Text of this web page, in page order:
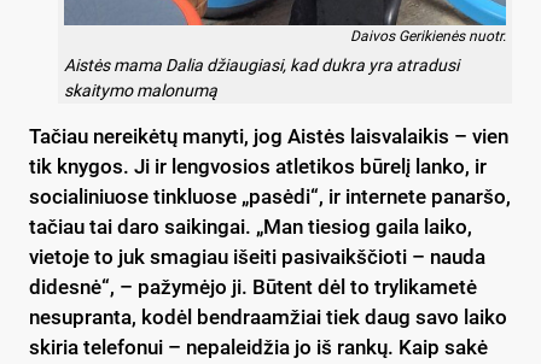
Daivos Gerikienės nuotr.
Aistės mama Dalia džiaugiasi, kad dukra yra atradusi
skaitymo malonumą
Tačiau nereikėtų manyti, jog Aistės laisvalaikis – vien
tik knygos. Ji ir lengvosios atletikos būrelį lanko, ir
socialiniuose tinkluose „pasėdi“, ir internete panaršo,
tačiau tai daro saikingai. „Man tiesiog gaila laiko,
vietoje to juk smagiau išeiti pasivaikščioti – nauda
didesnė“, – pažymėjo ji. Būtent dėl to trylikametė
nesupranta, kodėl bendraamžiai tiek daug savo laiko
skiria telefonui – nepaleidžia jo iš rankų. Kaip sakė